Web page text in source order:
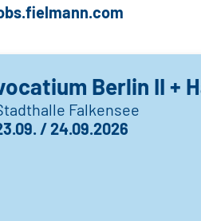
Berlin II +
Falkensee
/ 24.09.2026